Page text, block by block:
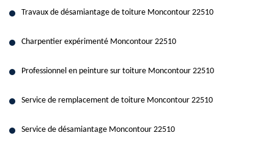
Travaux de désamiantage de toiture Moncontour 22510
Charpentier expérimenté Moncontour 22510
Professionnel en peinture sur toiture Moncontour 22510
Service de remplacement de toiture Moncontour 22510
Service de désamiantage Moncontour 22510